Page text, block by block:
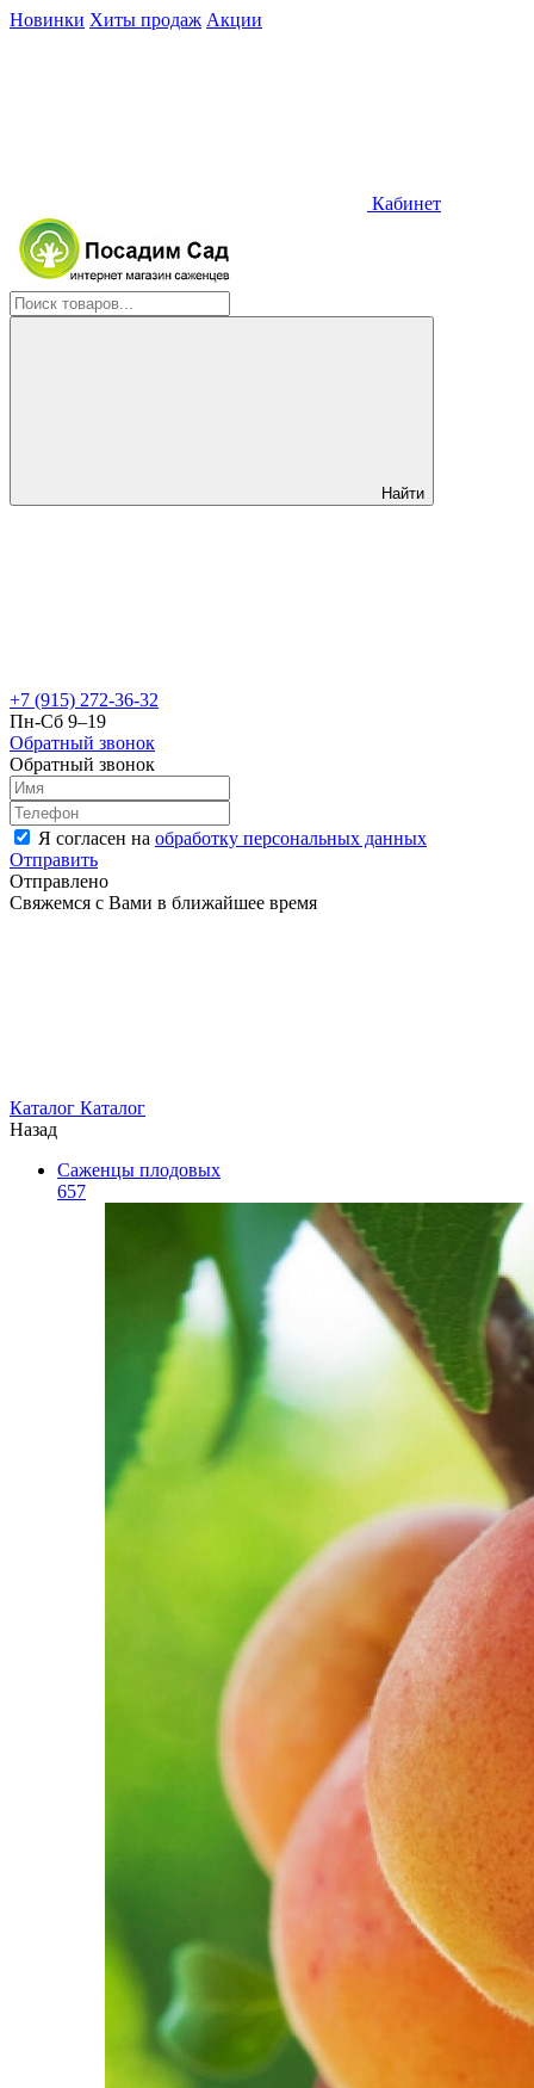
Новинки Хиты продаж Акции
Кабинет
Найти
+7 (915) 272-36-32
Пн-Сб 9–19
Обратный звонок
Обратный звонок
Я согласен на обработку персональных данных
Отправить
Отправлено
Свяжемся с Вами в ближайшее время
Каталог Каталог
Назад
Саженцы плодовых
657